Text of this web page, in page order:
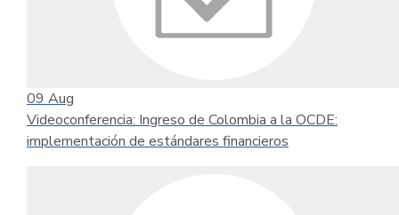
09 Aug
Videoconferencia: Ingreso de Colombia a la OCDE:
implementación de estándares financieros